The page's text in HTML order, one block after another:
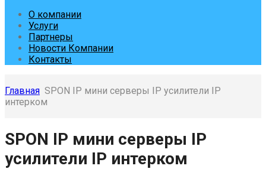
О компании
Услуги
Партнеры
Новости Компании
Контакты
Главная SPON IP мини серверы IP усилители IP
интерком
Skip
to
content
SPON IP мини серверы IP
усилители IP интерком